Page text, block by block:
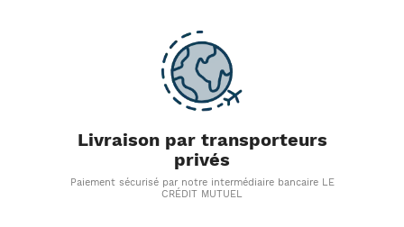
Livraison par transporteurs
privés
Paiement sécurisé par notre intermédiaire bancaire LE
CRÉDIT MUTUEL